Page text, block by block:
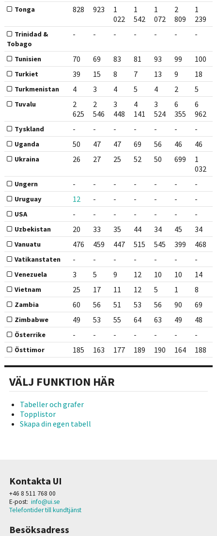
Tonga 828 923
1
022
1
542
1
072
2
809
1
239
Trinidad &
Tobago
- - - - - - -
Tunisien 70 69 83 81 93 99 100
Turkiet 39 15 8 7 13 9 18
Turkmenistan 4 3 4 5 4 2 5
Tuvalu
2
625
2
546
3
448
4
141
3
524
6
355
6
962
Tyskland - - - - - - -
Uganda 50 47 47 69 56 46 46
Ukraina 26 27 25 52 50 699
1
032
Ungern - - - - - - -
Uruguay 12 - - - - - -
USA - - - - - - -
Uzbekistan 20 33 35 44 34 45 34
Vanuatu 476 459 447 515 545 399 468
Vatikanstaten - - - - - - -
Venezuela 3 5 9 12 10 10 14
Vietnam 25 17 11 12 5 1 8
Zambia 60 56 51 53 56 90 69
Zimbabwe 49 53 55 64 63 49 48
Österrike - - - - - - -
Östtimor 185 163 177 189 190 164 188
VÄLJ FUNKTION HÄR
Tabeller och grafer
Topplistor
Skapa din egen tabell
Kontakta UI
+46 8 511 768 00
E-post: info@ui.se
Telefontider till kundtjänst
Besöksadress